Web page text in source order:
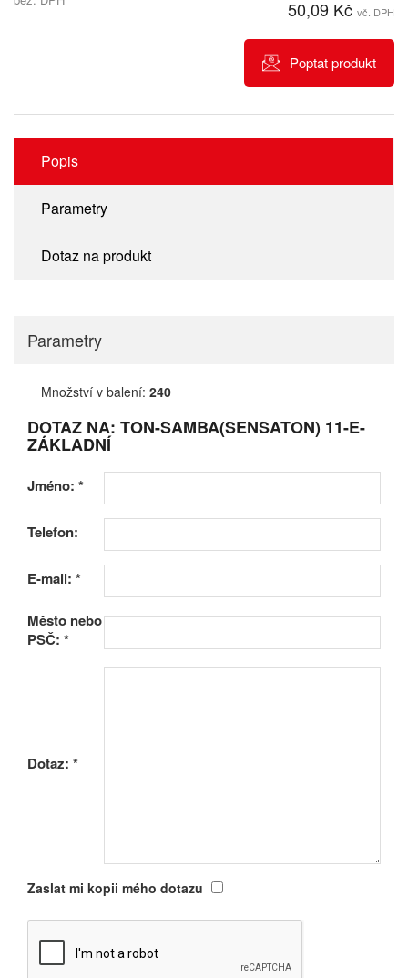
50,09 Kč vč. DPH
Poptat produkt
Popis
Parametry
Dotaz na produkt
Parametry
Množství v balení: 240
DOTAZ NA: TON-SAMBA(SENSATON) 11-E-
ZÁKLADNÍ
Jméno: *
Telefon:
E-mail: *
Město nebo
PSČ: *
Dotaz: *
Zaslat mi kopii mého dotazu